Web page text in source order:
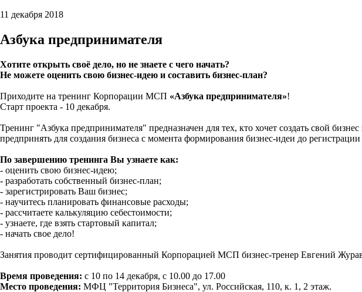
11 декабря 2018
Азбука предпринимателя
Хотите открыть своё дело, но не знаете с чего начать?
Не можете оценить свою бизнес-идею и составить бизнес-план?
Приходите на тренинг Корпорации МСП «Азбука предпринимателя»!
Старт проекта - 10 декабря.
Тренинг "Азбука предпринимателя" предназначен для тех, кто хочет создать свой
предпринять для создания бизнеса с момента формирования бизнес-идеи до
По завершению тренинга Вы узнаете как:
- оценить свою бизнес-идею;
- разработать собственный бизнес-план;
- зарегистрировать Ваш бизнес;
- научитесь планировать финансовые расходы;
- рассчитаете калькуляцию себестоимости;
- узнаете, где взять стартовый капитал;
- начать свое дело!
Занятия проводит сертифицированный Корпорацией МСП бизнес-тренер Евгений
Время проведения: с 10 по 14 декабря, с 10.00 до 17.00
Место проведения: МФЦ "Территория Бизнеса", ул. Российская, 110, к. 1, 2 этаж.